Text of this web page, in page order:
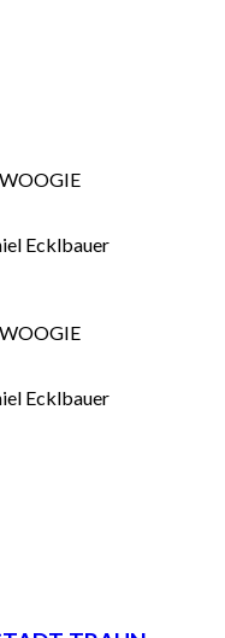
Ecklbauer
Ecklbauer